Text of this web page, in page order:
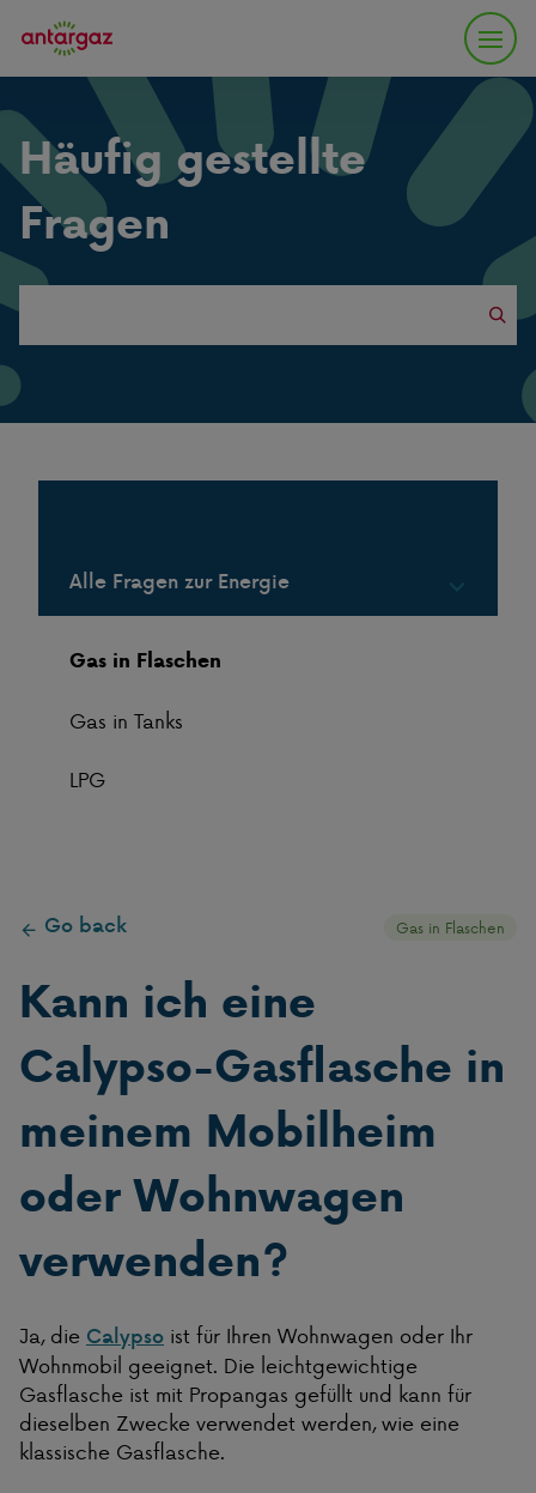
Häufig gestellte
Fragen
Alle Fragen zur Energie
Gas in Flaschen
Gas in Tanks
LPG
Go back Gas in Flaschen
Kann ich eine
Calypso-Gasflasche in
meinem Mobilheim
oder Wohnwagen
verwenden?
Ja, die Calypso ist für Ihren Wohnwagen oder Ihr
Wohnmobil geeignet. Die leichtgewichtige
Gasflasche ist mit Propangas gefüllt und kann für
dieselben Zwecke verwendet werden, wie eine
klassische Gasflasche.